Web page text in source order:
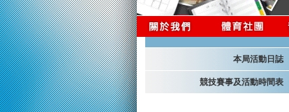
本局活動日誌
競技賽事及活動時間表